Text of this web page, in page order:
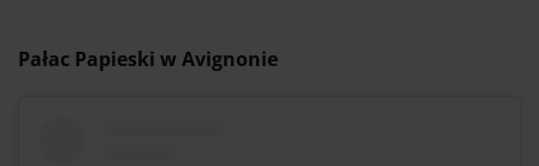
Pałac Papieski w Avignonie